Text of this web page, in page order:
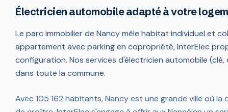
Électricien automobile adapté à votre
Le parc immobilier de Nancy mêle habitat individuel et
appartement avec parking en copropriété, InterElec
configuration. Nos services d'électricien automobile
dans toute la commune.
Avec 105 162 habitants, Nancy est une grande ville où